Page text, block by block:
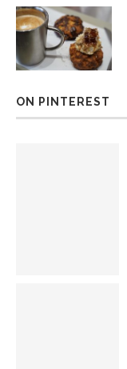
ON PINTEREST